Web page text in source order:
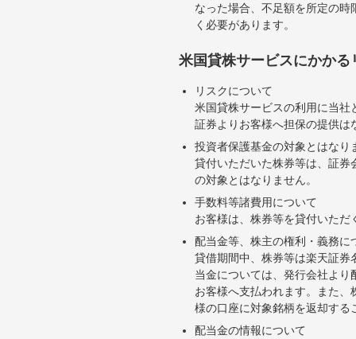
なった場合、不足額を所定の
く必要があります。
米国貸株サービスにかかる
リスクについて
米国貸株サービスの利用に当
証券よりお客様へ担保の提供
投資者保護基金の対象とはなり
貸付いただいた株券等は、証
の対象とはなりません。
手数料等諸費用について
お客様は、株券等を貸付いた
配当金等、株主の権利・義務に
貸借期間中、株券等は楽天証
当金については、発行会社よ
お客様へ支払われます。また
様の口座に対象銘柄を返却す
配当金の情報について